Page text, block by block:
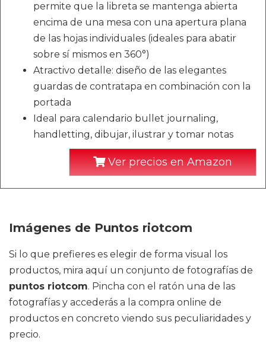
permite que la libreta se mantenga abierta
encima de una mesa con una apertura plana
de las hojas individuales (ideales para abatir
sobre sí mismos en 360°)
Atractivo detalle: diseño de las elegantes
guardas de contratapa en combinación con la
portada
Ideal para calendario bullet journaling,
handletting, dibujar, ilustrar y tomar notas
Ver precios en Amazon
Imágenes de Puntos riotcom
Si lo que prefieres es elegir de forma visual los
productos, mira aquí un conjunto de fotografías de
puntos riotcom. Pincha con el ratón una de las
fotografías y accederás a la compra online de
productos en concreto viendo sus peculiaridades y
precio.